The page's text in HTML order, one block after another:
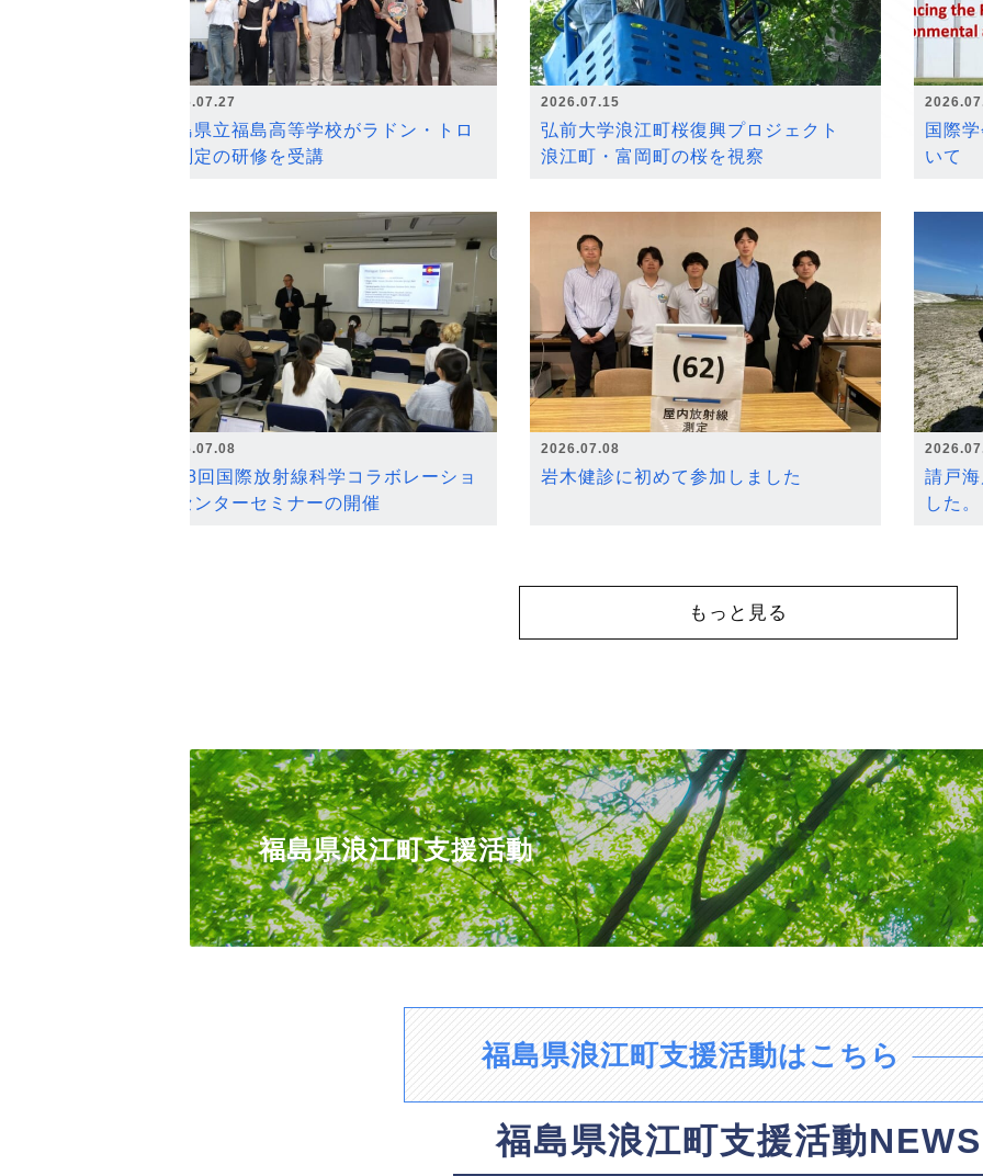
2026.07.27
福島県立福島高等学校がラドン・トロ
ン測定の研修を受講
2026.07.15
弘前大学浪江町桜復興プロジェクト
浪江町・富岡町の桜を視察
国際
いて
2026.07.08
第18回国際放射線科学コラボレーショ
ンセンターセミナーの開催
2026.07.08
岩木健診に初めて参加しました
請戸
した。
もっと見る
福島県浪江町支援活動
福島県浪江町支援活動はこちら
福島県浪江町支援活動NEWS